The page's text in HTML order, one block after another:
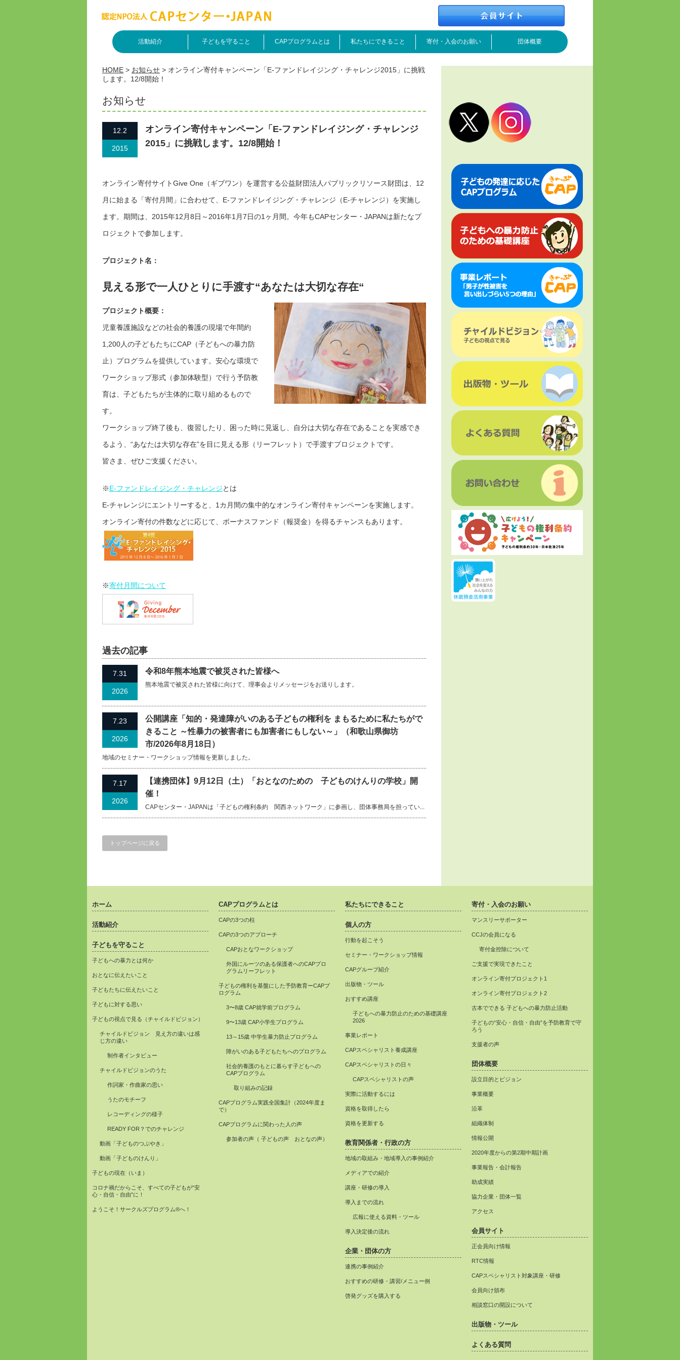
活動紹介 子どもを守ること CAPプログラムとは 私たちにできること 寄付・入会のお願い 団体概要
HOME > お知らせ > オンライン寄付キャンペーン「E-ファンドレイジング・チャレンジ2015」に挑戦
します。12/8開始！
お知らせ
12.2
2015
オンライン寄付キャンペーン「E-ファンドレイジング・チャレンジ
2015」に挑戦します。12/8開始！
オンライン寄付サイトGive One（ギブワン）を運営する公益財団法人パブリックリソース財団は、12
月に始まる「寄付月間」に合わせて、E-ファンドレイジング・チャレンジ（E-チャレンジ）を実施し
ます。期間は、2015年12月8日～2016年1月7日の1ヶ月間。今年もCAPセンター・JAPANは新たなプ
ロジェクトで参加します。
プロジェクト名：
見える形で一人ひとりに手渡す“あなたは大切な存在“
プロジェクト概要：
児童養護施設などの社会的養護の現場で年間約
1,200人の子どもたちにCAP（子どもへの暴力防
止）プログラムを提供しています。安心な環境で
ワークショップ形式（参加体験型）で行う予防教
育は、子どもたちが主体的に取り組めるもので
す。
ワークショップ終了後も、復習したり、困った時に見返し、自分は大切な存在であることを実感でき
るよう、“あなたは大切な存在”を目に見える形（リーフレット）で手渡すプロジェクトです。
皆さま、ぜひご支援ください。
※E-ファンドレイジング・チャレンジとは
E-チャレンジにエントリーすると、1カ月間の集中的なオンライン寄付キャンペーンを実施します。
オンライン寄付の件数などに応じて、ボーナスファンド（報奨金）を得るチャンスもあります。
※寄付月間について
過去の記事
7.31
2026
令和8年熊本地震で被災された皆様へ
熊本地震で被災された皆様に向けて、理事会よりメッセージをお送りします。
7.23
2026
公開講座「知的・発達障がいのある子どもの権利を まもるために私たちがで
きること ～性暴力の被害者にも加害者にもしない～」（和歌山県御坊
市/2026年8月18日）
地域のセミナー・ワークショップ情報を更新しました。
7.17
2026
【連携団体】9月12日（土）「おとなのための 子どものけんりの学校」開
催！
CAPセンター・JAPANは「子どもの権利条約 関西ネットワーク」に参画し、団体事務局を担ってい...
トップページに戻る
ホーム
活動紹介
子どもを守ること
子どもへの暴力とは何か
おとなに伝えたいこと
子どもたちに伝えたいこと
子どもに対する思い
子どもの視点で見る（チャイルドビジョン）
チャイルドビジョン 見え方の違いは感
じ方の違い
制作者インタビュー
チャイルドビジョンのうた
作詞家・作曲家の思い
うたのモチーフ
レコーディングの様子
READY FOR？でのチャレンジ
動画「子どものつぶやき」
動画「子どものけんり」
子どもの現在（いま）
コロナ禍だからこそ、すべての子どもが“安
心・自信・自由”に！
ようこそ！サークルズプログラム®へ！
CAPプログラムとは
CAPの3つの柱
CAPの3つのアプローチ
CAPおとなワークショップ
外国にルーツのある保護者へのCAPプロ
グラムリーフレット
子どもの権利を基盤にした予防教育ーCAPプ
ログラム
3〜8歳 CAP就学前プログラム
9〜13歳 CAP小学生プログラム
13～15歳 中学生暴力防止プログラム
障がいのある子どもたちへのプログラム
社会的養護のもとに暮らす子どもへの
CAPプログラム
取り組みの記録
CAPプログラム実践全国集計（2024年度ま
で）
CAPプログラムに関わった人の声
参加者の声（ 子どもの声 おとなの声）
私たちにできること
個人の方
行動を起こそう
セミナー・ワークショップ情報
CAPグループ紹介
出版物・ツール
おすすめ講座
子どもへの暴力防止のための基礎講座
2026
事業レポート
CAPスペシャリスト養成講座
CAPスペシャリストの日々
CAPスペシャリストの声
実際に活動するには
資格を取得したら
資格を更新する
教育関係者・行政の方
地域の取組み・地域導入の事例紹介
メディアでの紹介
講座・研修の導入
導入までの流れ
広報に使える資料・ツール
導入決定後の流れ
企業・団体の方
連携の事例紹介
おすすめの研修・講習/メニュー例
啓発グッズを購入する
寄付・入会のお願い
マンスリーサポーター
CCJの会員になる
寄付金控除について
ご支援で実現できたこと
オンライン寄付プロジェクト1
オンライン寄付プロジェクト2
古本でできる 子どもへの暴力防止活動
子どもの“安心・自信・自由”を予防教育で守
ろう
支援者の声
団体概要
設立目的とビジョン
事業概要
沿革
組織体制
情報公開
2020年度からの第2期中期計画
事業報告・会計報告
助成実績
協力企業・団体一覧
アクセス
会員サイト
正会員向け情報
RTC情報
CAPスペシャリスト対象講座・研修
会員向け頒布
相談窓口の開設について
出版物・ツール
よくある質問